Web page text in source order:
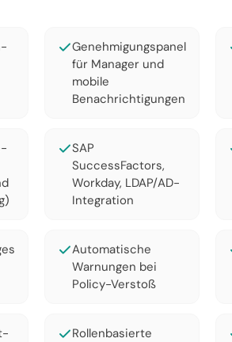
Genehmigungspanel
für Manager und
mobile
Benachrichtigungen
SAP
SuccessFactors,
Workday, LDAP/AD-
Integration
Automatische
Warnungen bei
Policy-Verstoß
Rollenbasierte